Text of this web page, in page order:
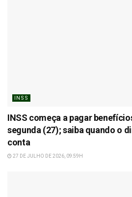
INSS
INSS começa a pagar
segunda (27); saiba quando o
conta
27 DE JULHO DE 2026, 09:59H